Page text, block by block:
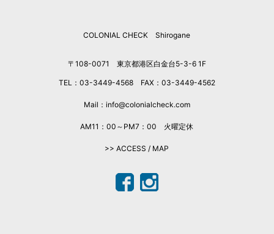
COLONIAL CHECK Shirogane
〒108-0071 東京都港区白金台5-3-6 1F
TEL：03-3449-4568 FAX：03-3449-4562
Mail：info@colonialcheck.com
AM11：00～PM7：00 火曜定休
>> ACCESS / MAP